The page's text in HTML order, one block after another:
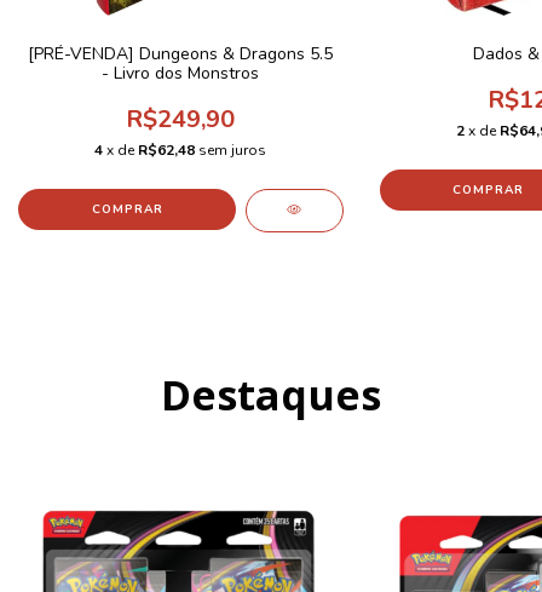
[PRÉ-VENDA] Dungeons & Dragons 5.5
- Livro dos Monstros
R$249,90
4 x deR$62,48 sem juros
Dados
2x de
Destaques